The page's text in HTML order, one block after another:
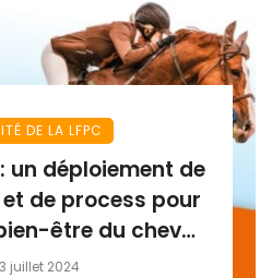
DE LA LFPC
un déploiement de
de process pour
être du cheval
juillet 2024